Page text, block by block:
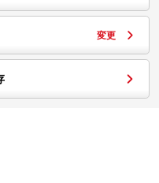
変更